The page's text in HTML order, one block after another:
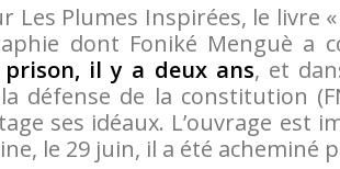
Les Plumes Inspirées, le
dont Foniké Menguè a
il y a deux ans, et
défense de la constitution
ses idéaux. L’ouvrage est
le 29 juin, il a été acheminé